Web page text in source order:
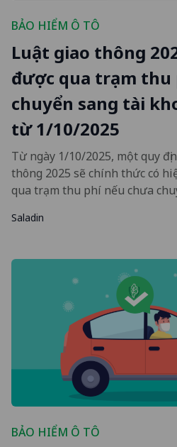
BẢO HIỂM Ô TÔ
Luật giao thông
được qua trạm thu
chuyển sang tài
từ 1/10/2025
Từ ngày 1/10/2025, một quy
thông 2025 sẽ chính thức có
qua trạm thu phí nếu chưa
Saladin
BẢO HIỂM Ô TÔ